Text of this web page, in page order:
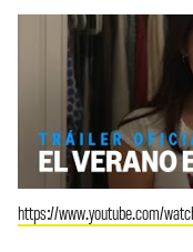
https://www.youtube.com/